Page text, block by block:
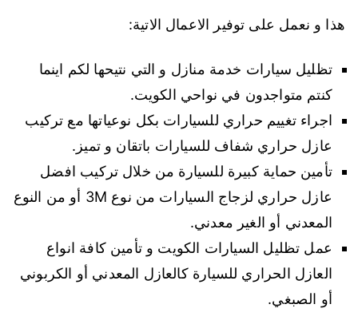
هذا و نعمل على توفير الاعمال الاتية:
تظليل سيارات خدمة منازل و التي نتيحها لكم اينما
كنتم متواجدون في نواحي الكويت.
اجراء تغييم حراري للسيارات بكل نوعياتها مع تركيب
عازل حراري شفاف للسيارات باتقان و تميز.
تأمين حماية كبيرة للسيارة من خلال تركيب افضل
عازل حراري لزجاج السيارات من نوع 3M أو من النوع
المعدني أو الغير معدني.
عمل تظليل السيارات الكويت و تأمين كافة انواع
العازل الحراري للسيارة كالعازل المعدني أو الكربوني
أو الصبغي.